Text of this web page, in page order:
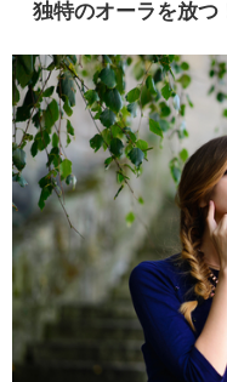
独特のオーラを放つ